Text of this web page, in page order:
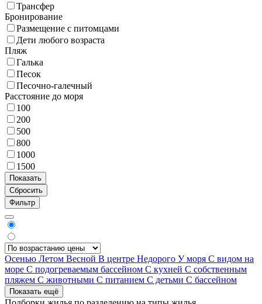
Трансфер
Бронирование
Размещение с питомцами
Дети любого возраста
Пляж
Галька
Песок
Песочно-галечный
Расстояние до моря
100
200
500
800
1000
1500
Фильтр
Осенью Летом Весной В центре Недорого У моря С видом на
море С подогреваемым бассейном С кухней С собственным
пляжем С животными С питанием С детьми С бассейном
Показать ещё